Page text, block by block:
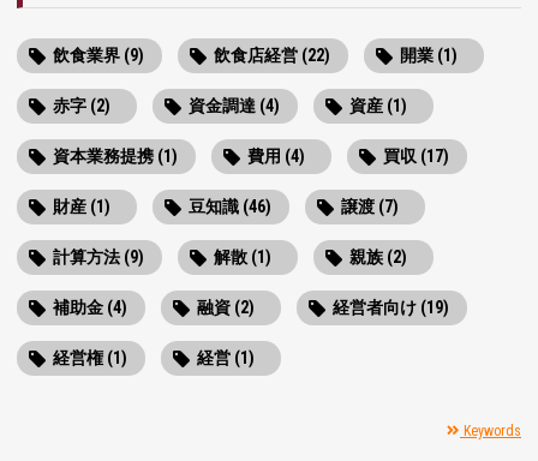
飲食業界 (9) 飲食店経営 (22) 開業 (1)
赤字 (2) 資金調達 (4) 資産 (1)
資本業務提携 (1) 費用 (4) 買収 (17)
財産 (1) 豆知識 (46) 譲渡 (7)
計算方法 (9) 解散 (1) 親族 (2)
補助金 (4) 融資 (2) 経営者向け (19)
経営権 (1) 経営 (1)
Keywords